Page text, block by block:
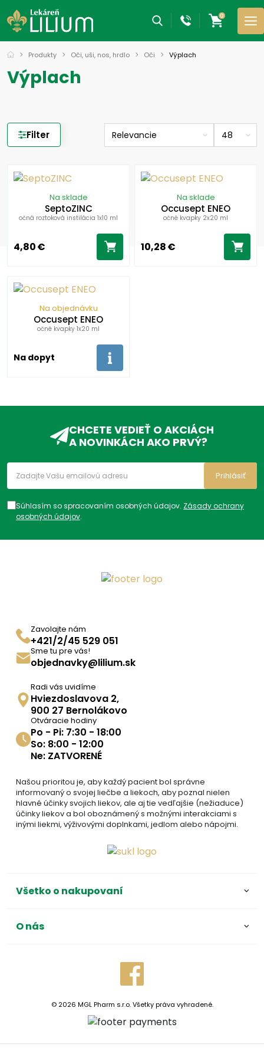
0
Produkty Oči, uši, nos, hrdlo Oči Výplach
Výplach
Filter
Na sklade
SeptoZINC
očná roztoková instilácia 1x10 ml
4,80 €
Na sklade
Occusept ENEO
očné kvapky 2x20 ml
10,28 €
Na objednávku
Occusept ENEO
očné kvapky 1x20 ml
Na dopyt
CHCETE VEDIEŤ O AKCIÁCH
A NOVINKÁCH AKO PRVÝ?
Súhlasím so spracovaním osobných údajov. Zásady ochrany
osobných údajov.
Prihlásiť
Zavolajte nám
+421/2/45 529 051
Sme tu pre vás!
objednavky@lilium.sk
Radi vás uvidíme
Hviezdoslavova 2,
900 27 Bernolákovo
Otváracie hodiny
Po - Pi: 7:30 - 18:00
So: 8:00 - 12:00
Ne: ZATVORENÉ
Našou prioritou je, aby každý pacient bol správne
informovaný o svojej liečbe a liekoch, aby poznal nielen
hlavné účinky svojich liekov, ale aj tie vedľajšie (nežiaduce)
účinky liekov a bol oboznámený s možnými interakciami s
inými liekmi, výživovými doplnkami, jedlom alebo nápojmi.
Všetko o nakupovaní
O nás
© 2026 MGL Pharm s.r.o. Všetky práva vyhradené.